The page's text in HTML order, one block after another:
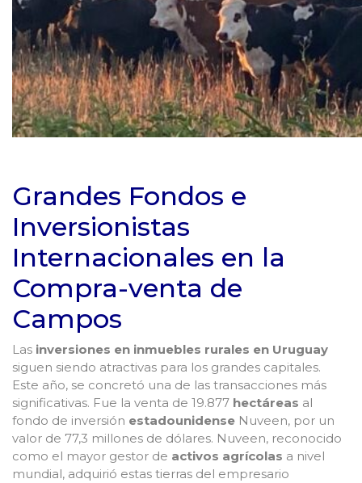
Grandes Fondos e
Inversionistas
Internacionales en la
Compra-venta de
Campos
Las inversiones en inmuebles rurales en Uruguay
siguen siendo atractivas para los grandes capitales.
Este año, se concretó una de las transacciones más
significativas. Fue la venta de 19.877 hectáreas al
fondo de inversión estadounidense Nuveen, por un
valor de 77,3 millones de dólares. Nuveen, reconocido
como el mayor gestor de activos agrícolas a nivel
mundial, adquirió estas tierras del empresario